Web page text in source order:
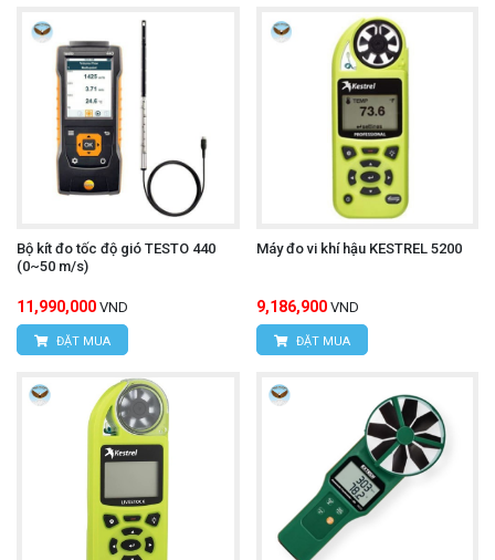
Bộ kít đo tốc độ gió TESTO 440
(0~50 m/s)
11,990,000 VND
ĐẶT MUA
Máy đo vi khí hậu KESTREL 5200
9,186,900 VND
ĐẶT MUA